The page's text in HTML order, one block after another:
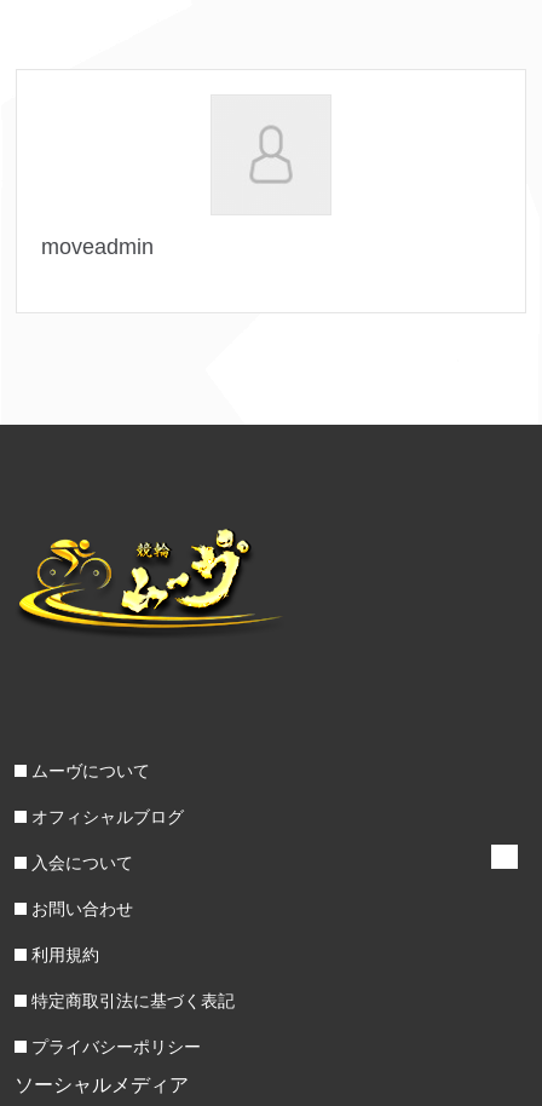
moveadmin
ムーヴについて
オフィシャルブログ
入会について
お問い合わせ
利用規約
特定商取引法に基づく表記
プライバシーポリシー
ソーシャルメディア